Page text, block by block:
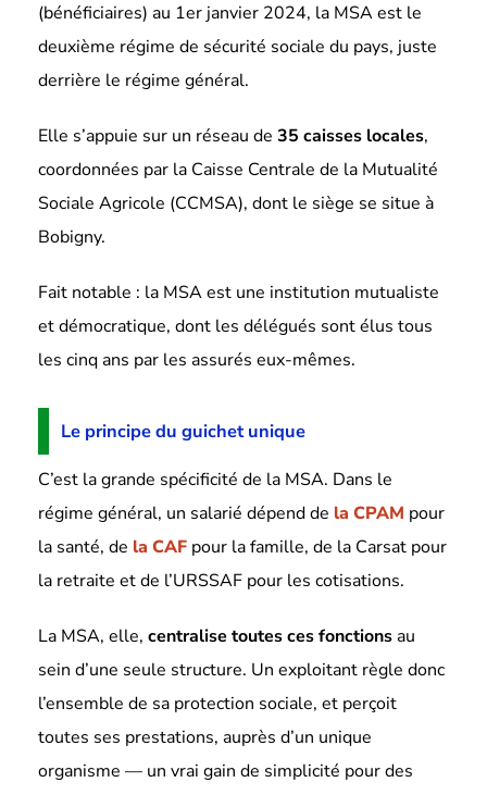
(bénéficiaires) au 1er janvier 2024, la MSA est le
deuxième régime de sécurité sociale du pays, juste
derrière le régime général.
Elle s’appuie sur un réseau de 35 caisses locales,
coordonnées par la Caisse Centrale de la Mutualité
Sociale Agricole (CCMSA), dont le siège se situe à
Bobigny.
Fait notable : la MSA est une institution mutualiste
et démocratique, dont les délégués sont élus tous
les cinq ans par les assurés eux-mêmes.
Le principe du guichet unique
C’est la grande spécificité de la MSA. Dans le
régime général, un salarié dépend de la CPAM pour
la santé, de la CAF pour la famille, de la Carsat pour
la retraite et de l’URSSAF pour les cotisations.
La MSA, elle, centralise toutes ces fonctionsau
sein d’une seule structure. Un exploitant règle donc
l’ensemble de sa protection sociale, et perçoit
toutes ses prestations, auprès d’un unique
organisme — un vrai gain de simplicité pour des